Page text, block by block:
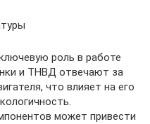
роль в работе
и ТНВД отвечают за
что влияет на его
может привести